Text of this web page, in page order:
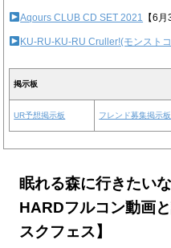
Aqours CLUB CD SET 2021 【6月
KU-RU-KU-RU Cruller!(モンスト
掲示板
UR予想掲示板 フレンド募集掲示板
眠れる森に行きたい
HARDフルコン動画
スクフェス】